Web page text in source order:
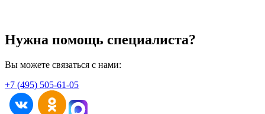
Нужна помощь специалиста?
Вы можете связаться с нами:
+7 (495) 505-61-05